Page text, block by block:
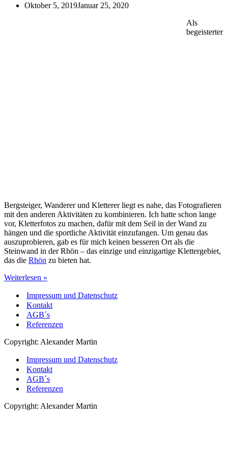
Oktober 5, 2019Januar 25, 2020
Als
begeisterter
Bergsteiger, Wanderer und Kletterer liegt es nahe, das Fotografieren
mit den anderen Aktivitäten zu kombinieren. Ich hatte schon lange
vor, Kletterfotos zu machen, dafür mit dem Seil in der Wand zu
hängen und die sportliche Aktivität einzufangen. Um genau das
auszuprobieren, gab es für mich keinen besseren Ort als die
Steinwand in der Rhön – das einzige und einzigartige Klettergebiet,
das die Rhön zu bieten hat.
Weiterlesen »
der
Steinwand
Rhön
Impressum und Datenschutz
Kontakt
AGB´s
Referenzen
Copyright: Alexander Martin
Impressum und Datenschutz
Kontakt
AGB´s
Referenzen
Copyright: Alexander Martin